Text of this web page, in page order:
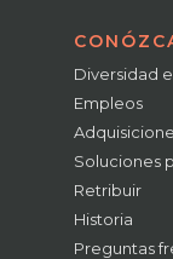
Diversidad
Empleos
Soluciones
Retribuir
Historia
Preguntas